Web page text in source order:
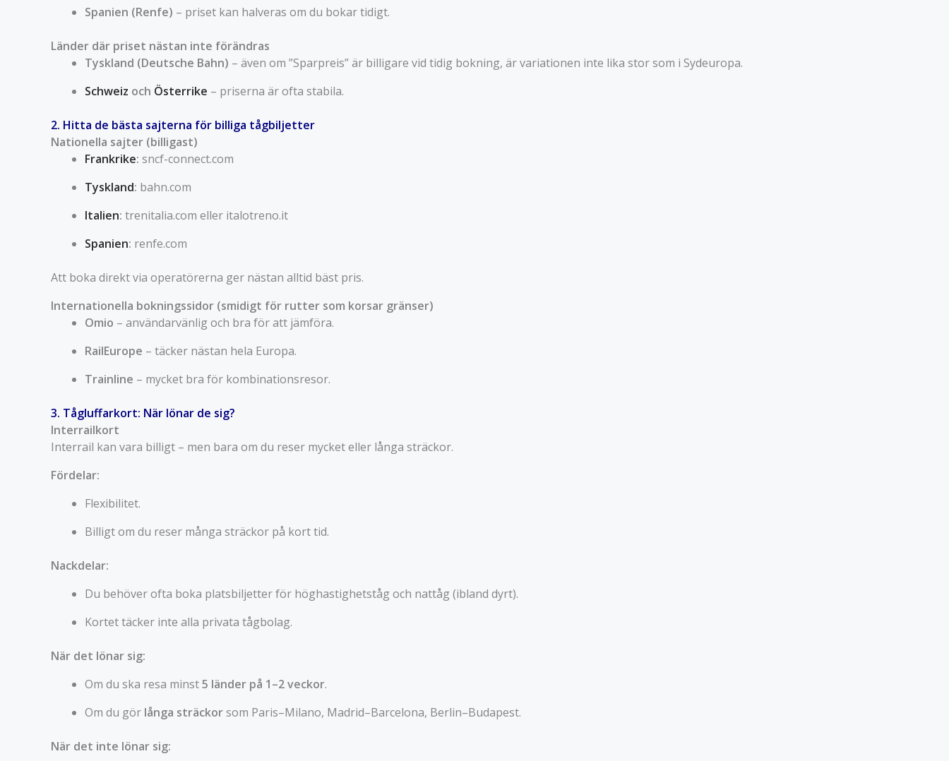
Spanien (Renfe) – priset kan halveras om du bokar tidigt.
Länder där priset nästan inte förändras
Tyskland (Deutsche Bahn) – även om ”Sparpreis” är billigare vid tidig bokning, är variationen inte lika stor som i Sydeuropa.
Schweiz och Österrike – priserna är ofta stabila.
2. Hitta de bästa sajterna för billiga tågbiljetter
Nationella sajter (billigast)
Frankrike: sncf-connect.com
Tyskland: bahn.com
Italien: trenitalia.com eller italotreno.it
Spanien: renfe.com
Att boka direkt via operatörerna ger nästan alltid bäst pris.
Internationella bokningssidor (smidigt för rutter som korsar gränser)
Omio – användarvänlig och bra för att jämföra.
RailEurope – täcker nästan hela Europa.
Trainline – mycket bra för kombinationsresor.
3. Tågluffarkort: När lönar de sig?
Interrailkort
Interrail kan vara billigt – men bara om du reser mycket eller långa sträckor.
Fördelar:
Flexibilitet.
Billigt om du reser många sträckor på kort tid.
Nackdelar:
Du behöver ofta boka platsbiljetter för höghastighetståg och nattåg (ibland dyrt).
Kortet täcker inte alla privata tågbolag.
När det lönar sig:
Om du ska resa minst5 länder på 1–2 veckor.
Om du gör långa sträckorsom Paris–Milano, Madrid–Barcelona, Berlin–Budapest.
När det inte lönar sig: